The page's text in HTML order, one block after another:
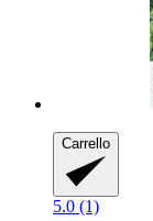
Carrello
5.0 (1)